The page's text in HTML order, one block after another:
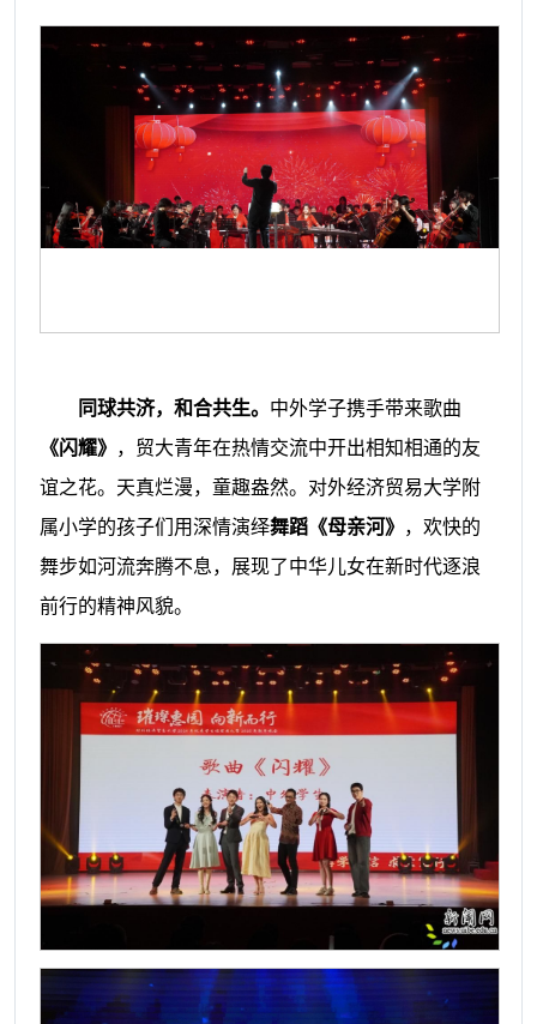
同球共济，和合共生。 中外学子携手带来歌曲
《闪耀》 ，贸大青年在热情交流中开出相知相通的友
谊之花。 天真烂漫，童趣盎然。对外经济贸易大学附
属小学的孩子们用深情演绎舞蹈《母亲河》 ，欢快的
舞步如河流奔腾不息，展现了中华儿女在新时代逐浪
前行的精神风貌。